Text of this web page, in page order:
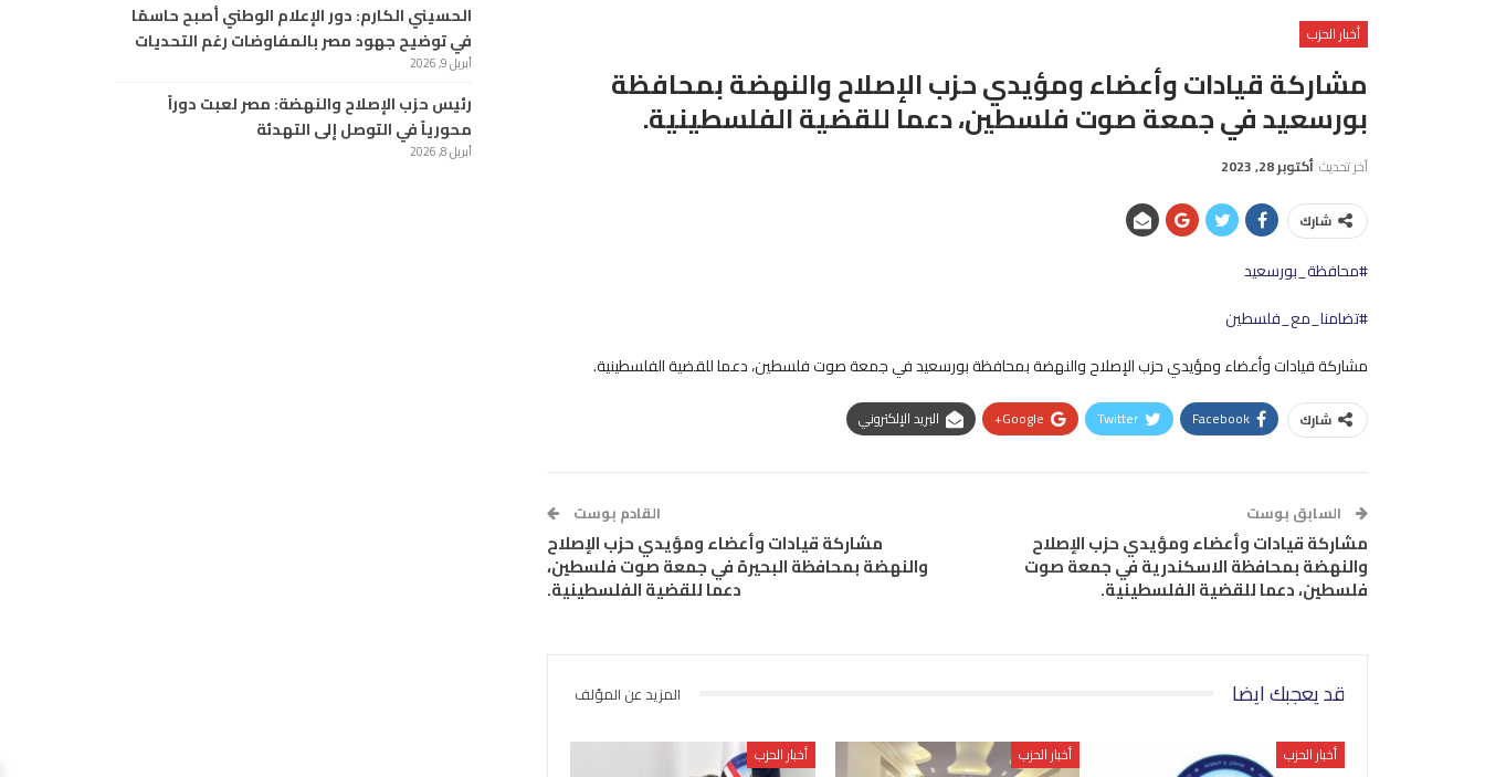
أخبار الحزب
مشاركة قيادات وأعضاء ومؤيدي حزب الإصلاح والنهضة بمحافظة
بورسعيد في جمعة صوت فلسطين، دعما للقضية الفلسطينية.
آخر تحديث أكتوبر 28, 2023
شارك
#محافظة_بورسعيد
#تضامنا_مع_فلسطين
مشاركة قيادات وأعضاء ومؤيدي حزب الإصلاح والنهضة بمحافظة بورسعيد في جمعة صوت فلسطين، دعما للقضية الفلسطينية.
شارك Facebook
Twitter
Google+ البريد الإلكتروني
السابق بوست
مشاركة قيادات وأعضاء ومؤيدي حزب الإصلاح
والنهضة بمحافظة الاسكندرية في جمعة صوت
فلسطين، دعما للقضية الفلسطينية.
القادم بوست
مشاركة قيادات وأعضاء ومؤيدي حزب الإصلاح
والنهضة بمحافظة البحيرة في جمعة صوت فلسطين،
دعما للقضية الفلسطينية.
قد يعجبك ايضا المزيد عن المؤلف
أخبار الحزب أخبار الحزب أخبار الحزب
الحسيني الكارم: دور الإعلام الوطني أصبح حاسمًا
في توضيح جهود مصر بالمفاوضات رغم التحديات
أبريل 9, 2026
رئيس حزب الإصلاح والنهضة: مصر لعبت دوراً
محورياً في التوصل إلى التهدئة
أبريل 8, 2026